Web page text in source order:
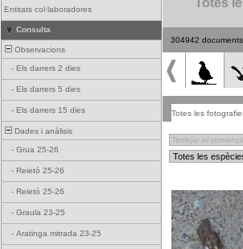
Entitats col·laboradores
Consulta
Observacions
- Els darrers 2 dies
- Els darrers 5 dies
- Els darrers 15 dies
Dades i anàlisis
- Grua 25-26
- Reietó 25-26
- Reietó 25-26
- Graula 23-25
- Aratinga mitrada 23-25
Totes
304942 documents
Totes les